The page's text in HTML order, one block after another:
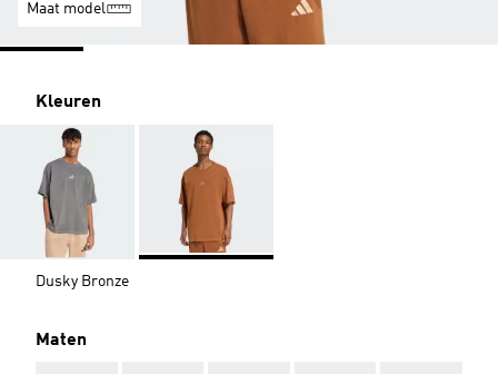
Maat model
Kleuren
Dusky Bronze
Maten